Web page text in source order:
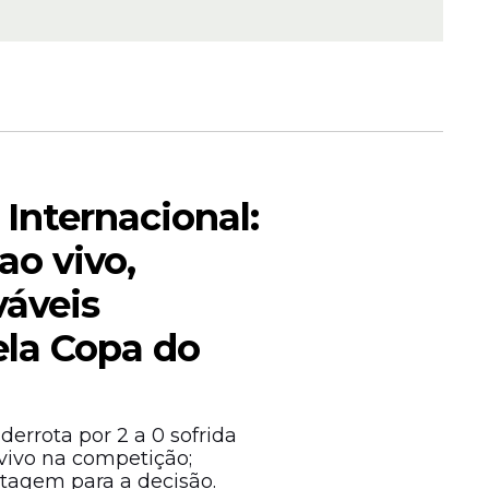
vivo,
Copa do
por 2 a 0 sofrida
na competição;
para a decisão.